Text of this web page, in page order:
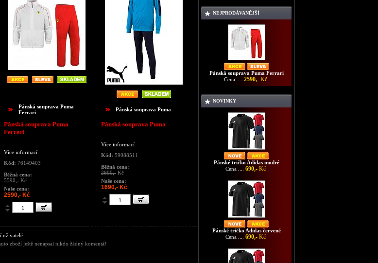
Pánská souprava Puma
Ferrari
Pánská souprava Puma
Ferrari
Více informací
Kód: 76149403
Běžná cena:
5590,- Kč
Naše cena:
2590,- Kč
Pánská souprava Puma
Pánská souprava Puma
Více informací
Kód: 59088511
Běžná cena:
2890,- Kč
Naše cena:
1690,- Kč
Komentáře ke zboží Pánská souprava Puma
uživatelé
zboží ještě nenapsal nikdo žádný komentář
NEJPRODÁVANĚJŠÍ
Pánská souprava Puma Ferrari
Cena .... 2590,- Kč
NOVINKY
Pánské tričko Adidas modré
Cena .... 690,- Kč
Pánské tričko Adidas červené
Cena .... 690,- Kč